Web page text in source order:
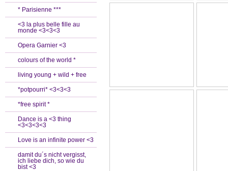
* Parisienne ***
<3 la plus belle fille au
monde <3<3<3
Opera Garnier <3
colours of the world *
living young + wild + free
*potpourri* <3<3<3
*free spirit *
Dance is a <3 thing
<3<3<3<3
Love is an infinite power <3
damit du´s nicht vergisst,
ich liebe dich, so wie du
bist <3